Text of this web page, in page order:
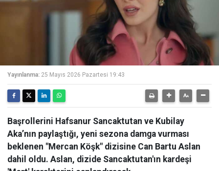
Yayınlanma: 25 Mayıs 2026 Pazartesi 19:43
Başrollerini Hafsanur Sancaktutan ve Kubilay
Aka’nın paylaştığı, yeni sezona damga vurması
beklenen "Mercan Köşk" dizisine Can Bartu Aslan
dahil oldu. Aslan, dizide Sancaktutan'ın kardeşi